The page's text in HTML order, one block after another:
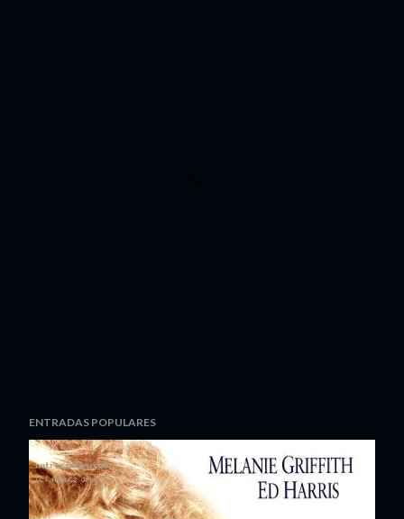
ENTRADAS POPULARES